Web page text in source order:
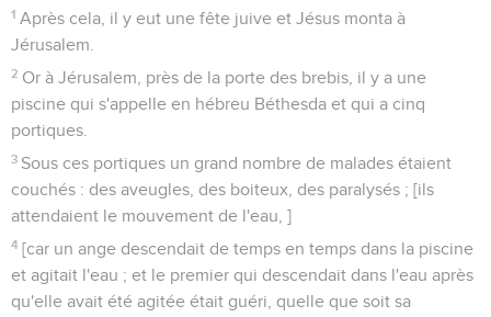
1 Après cela, il y eut une fête juive et Jésus monta à
Jérusalem.
2 Or à Jérusalem, près de la porte des brebis, il y a une
piscine qui s'appelle en hébreu Béthesda et qui a cinq
portiques.
3 Sous ces portiques un grand nombre de malades étaient
couchés : des aveugles, des boiteux, des paralysés ; [ils
attendaient le mouvement de l'eau, ]
4 [car un ange descendait de temps en temps dans la piscine
et agitait l'eau ; et le premier qui descendait dans l'eau après
qu'elle avait été agitée était guéri, quelle que soit sa